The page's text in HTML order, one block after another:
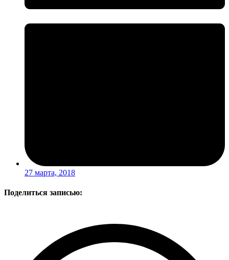
27 марта, 2018
Поделиться записью: